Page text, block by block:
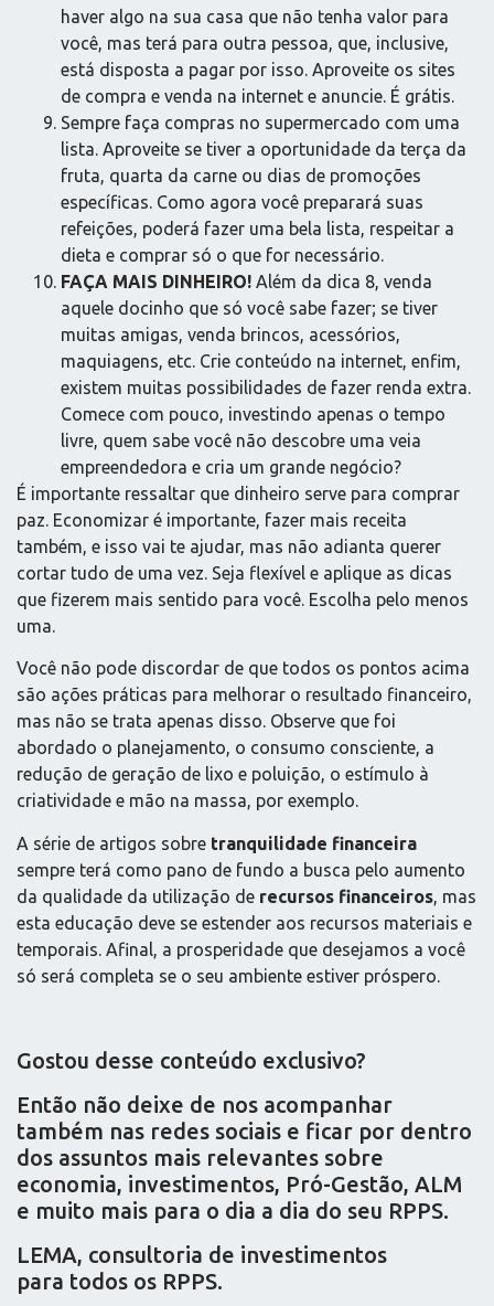
haver algo na sua casa que não tenha valor para
você, mas terá para outra pessoa, que, inclusive,
está disposta a pagar por isso. Aproveite os sites
de compra e venda na internet e anuncie. É grátis.
Sempre faça compras no supermercado com uma
lista. Aproveite se tiver a oportunidade da terça da
fruta, quarta da carne ou dias de promoções
específicas. Como agora você preparará suas
refeições, poderá fazer uma bela lista, respeitar a
dieta e comprar só o que for necessário.
FAÇA MAIS DINHEIRO! Além da dica 8, venda
aquele docinho que só você sabe fazer; se tiver
muitas amigas, venda brincos, acessórios,
maquiagens, etc. Crie conteúdo na internet, enfim,
existem muitas possibilidades de fazer renda extra.
Comece com pouco, investindo apenas o tempo
livre, quem sabe você não descobre uma veia
empreendedora e cria um grande negócio?
É importante ressaltar que dinheiro serve para comprar
paz. Economizar é importante, fazer mais receita
também, e isso vai te ajudar, mas não adianta querer
cortar tudo de uma vez. Seja flexível e aplique as dicas
que fizerem mais sentido para você. Escolha pelo menos
uma.
Você não pode discordar de que todos os pontos acima
são ações práticas para melhorar o resultado financeiro,
mas não se trata apenas disso. Observe que foi
abordado o planejamento, o consumo consciente, a
redução de geração de lixo e poluição, o estímulo à
criatividade e mão na massa, por exemplo.
A série de artigos sobre tranquilidade financeira
sempre terá como pano de fundo a busca pelo aumento
da qualidade da utilização de recursos financeiros, mas
esta educação deve se estender aos recursos materiais e
temporais. Afinal, a prosperidade que desejamos a você
só será completa se o seu ambiente estiver próspero.
Gostou desse conteúdo exclusivo?
Então não deixe de nos acompanhar
também nas redes sociais e ficar por dentro
dos assuntos mais relevantes sobre
economia, investimentos, Pró-Gestão, ALM
e muito mais para o dia a dia do seu RPPS.
LEMA, consultoria de investimentos
para todos os RPPS.